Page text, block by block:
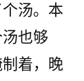
汤。本
也够
着，晚